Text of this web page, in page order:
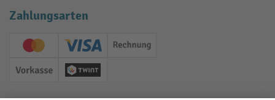
Zahlungsarten
Creditcard (Master)Creditcard (Visa)
Rechnung
Vorkasse Twint